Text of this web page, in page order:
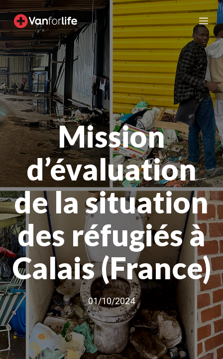
Aller
au
contenu
Mission
d’évaluation
de la situation
des réfugiés à
Calais (France)
01/10/2024